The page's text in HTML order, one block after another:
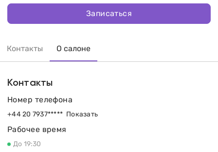
Записаться
Контакты О салоне
Контакты
Рабочее время
До 19:30
Номер телефона
+44 20 7937***** Показать